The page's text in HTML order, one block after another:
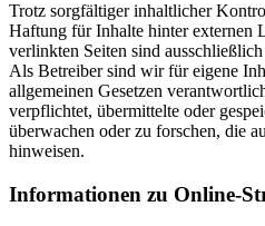
Trotz sorgfältiger inhaltlicher
Haftung für Inhalte hinter externen
verlinkten Seiten sind
Als Betreiber sind wir für eigene
allgemeinen Gesetzen
verpflichtet, übermittelte oder
überwachen oder zu forschen, die
hinweisen.
Informationen zu Online-